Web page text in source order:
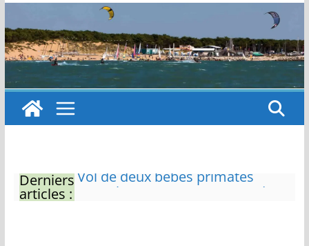
Derniers
articles :
Eau potable : Le préfet de